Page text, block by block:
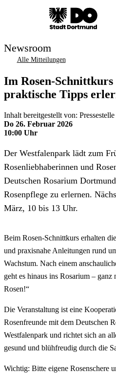
Newsroom
Alle Mitteilungen
Im Rosen-
praktische Tipps
Inhalt bereitgestellt von:
Do 26. Februar 2026
10:00 Uhr
Der Westfalenpark lädt zum
Rosenliebhaberinnen und
Deutschen Rosarium
Rosenpflege zu erlernen.
März, 10 bis 13 Uhr.
Beim Rosen-Schnittkurs erhalten
und praxisnahe Anleitungen rund
Wachstum. Nach einem
geht es hinaus ins Rosarium –
Rosen!“
Die Veranstaltung ist eine
Rosenfreunde mit dem Deutschen
Westfalenpark und richtet sich an
gesund und blühfreudig durch die
Wichtig: Bitte eigene Rosenschere